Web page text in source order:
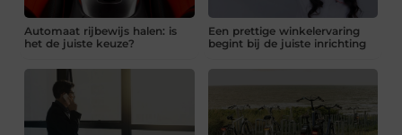
Automaat rijbewijs halen: is
het de juiste keuze?
Een prettige winkelervaring
begint bij de juiste inrichting